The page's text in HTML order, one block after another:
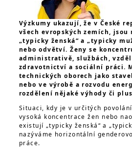
Výzkumy ukazují, že v České
všech evropských zemích, jsou
„typicky ženská“ a „typicky
nebo odvětví. Ženy se
administrativě, službách,
zdravotnictví a sociální práci.
technických oborech jako
nebo ve výrobě a rozvodu
rozdělení nějaké výhody či
Situaci, kdy je v určitých
vysoká koncentrace žen nebo
existují „typicky ženská“ a
nazýváme horizontální
práce.